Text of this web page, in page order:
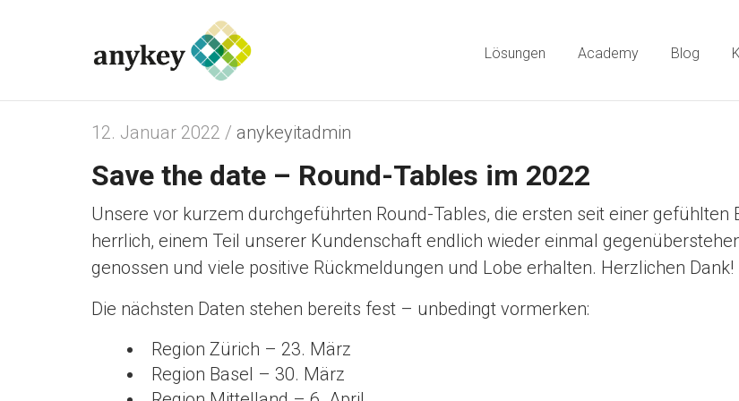
Lösungen Academy Blog
12. Januar 2022 / anykeyitadmin
Save the date – Round-Tables im 2022
Unsere vor kurzem durchgeführten Round-Tables, die ersten seit einer gefühlten
herrlich, einem Teil unserer Kundenschaft endlich wieder einmal
genossen und viele positive Rückmeldungen und Lobe erhalten. Herzlichen Dank!
Die nächsten Daten stehen bereits fest – unbedingt vormerken:
Region Zürich – 23. März
Region Basel – 30. März